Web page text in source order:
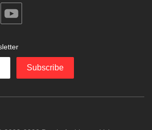
soundcloud
Subscribe